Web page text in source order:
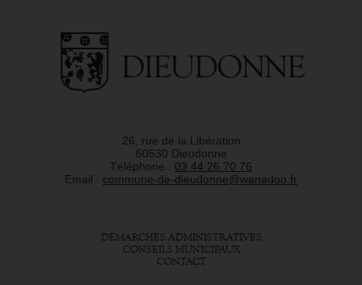
26, rue de la Libération
60530 Dieudonne
Téléphone : 03 44 26 70 76
Email : commune-de-dieudonne@wanadoo.fr
DÉMARCHES ADMINISTRATIVES
CONSEILS MUNICIPAUX
CONTACT